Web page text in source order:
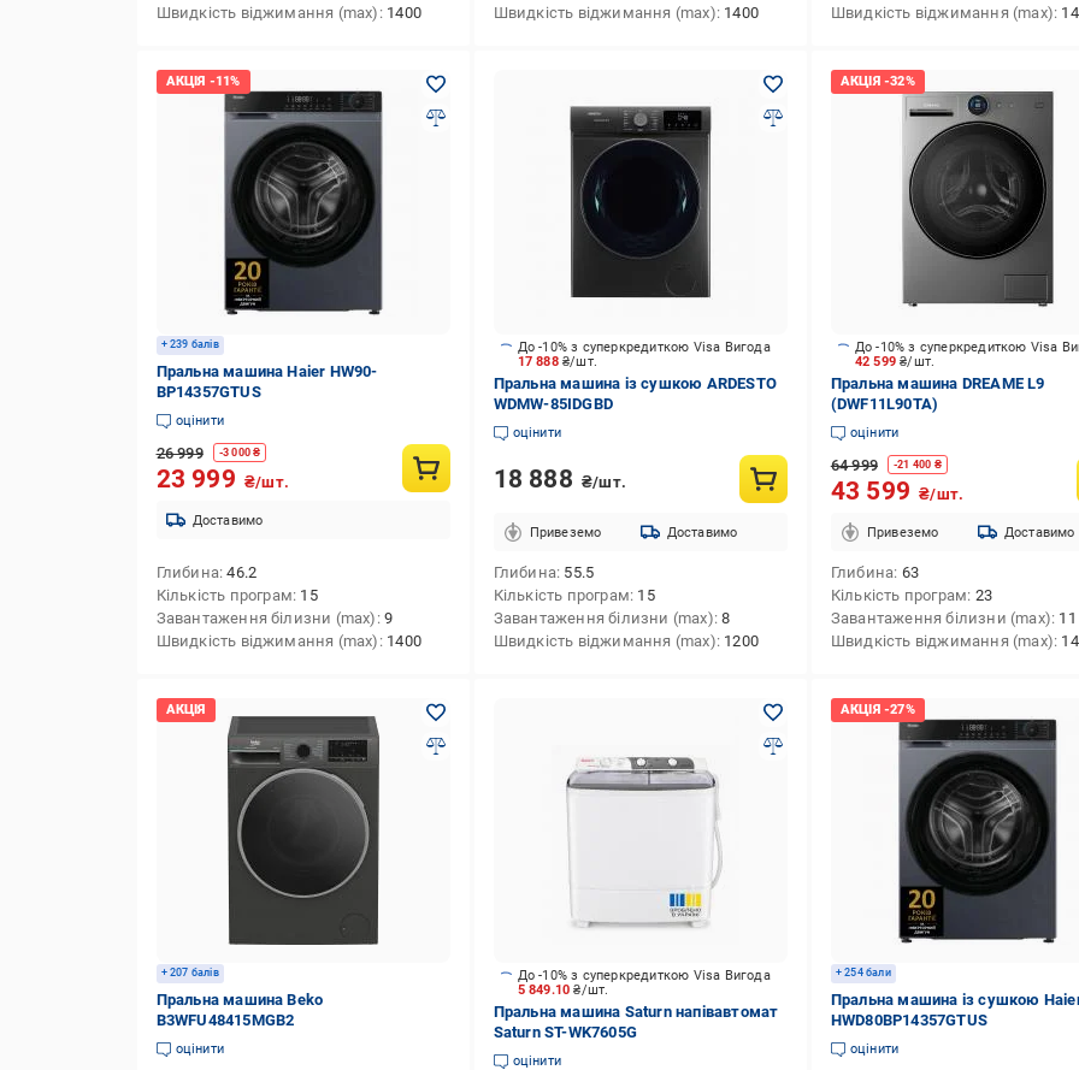
Швидкість віджимання (max) 1400
Швидкість віджимання (max) 1400
Швидкість віджимання (max)
+ 239 балів
Пральна машина Haier HW90-
BP14357GTUS
оцінити
26 999 -3 000₴
23 999 ₴/шт.
Доставимо
Глибина 46.2
Кількість програм 15
Завантаження білизни (max) 9
Швидкість віджимання (max) 1400
17 888₴/шт.
До -10% з суперкредиткою Visa Вигода
Пральна машина із сушкою ARDESTO
WDMW-85IDGBD
оцінити
18 888 ₴/шт.
Привеземо Доставимо
Глибина 55.5
Кількість програм 15
Завантаження білизни (max) 8
Швидкість віджимання (max) 1200
42 599₴/шт.
До -10% з суперкредиткою Visa
Пральна машина DREAME L9
(DWF11L90TA)
оцінити
64 999 -21 400 ₴
43 599 ₴/шт.
Привеземо Доставимо
Глибина 63
Кількість програм 23
Завантаження білизни (max) 11
Швидкість віджимання (max)
+ 207 балів
Пральна машина Beko
B3WFU48415MGB2
оцінити
5 849.10₴/шт.
До -10% з суперкредиткою Visa Вигода
Пральна машина Saturn напівавтомат
Saturn ST-WK7605G
оцінити
+ 254 бали
Пральна машина із сушкою
HWD80BP14357GTUS
оцінити